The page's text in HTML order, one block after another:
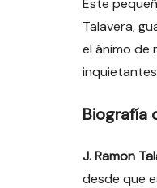
Talavera,
el ánimo de
Biografía
J. Ramon
desde que